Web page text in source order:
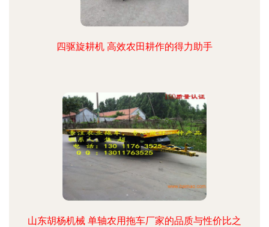
四驱旋耕机 高效农田耕作的得力助手
山东胡杨机械 单轴农用拖车厂家的品质与性价比之